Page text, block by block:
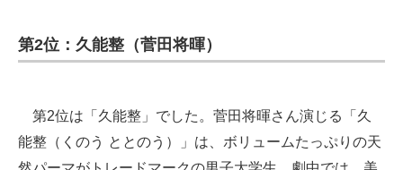
第2位：久能整（菅田将暉）
第2位は「久能整」でした。菅田将暉さん演じる「久
能整（くのう ととのう）」は、ボリュームたっぷりの天